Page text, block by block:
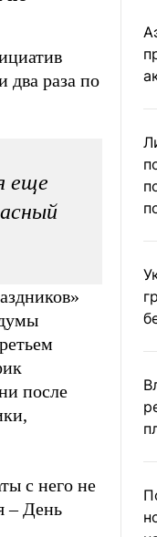
два раза по
еще
после
с него не
– День